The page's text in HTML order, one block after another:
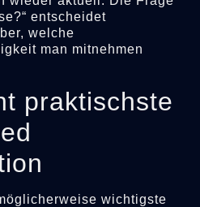
entscheidet
welche
man mitnehmen
praktischste
wichtigste